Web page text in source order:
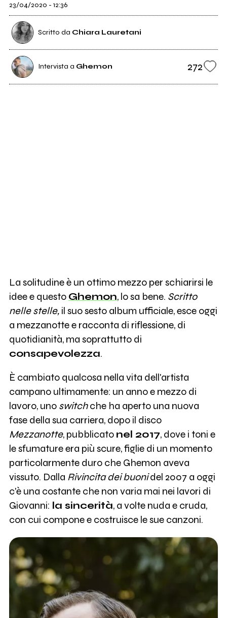
23/04/2020 - 12:36
Scritto da Chiara Lauretani
Intervista a Ghemon 272
La solitudine è un ottimo mezzo per schiarirsi le
idee e questo Ghemon, lo sa bene. Scritto
nelle stelle, il suo sesto album ufficiale, esce oggi
a mezzanotte e racconta di riflessione, di
quotidianità, ma soprattutto di
consapevolezza.
È cambiato qualcosa nella vita dell'artista
campano ultimamente: un anno e mezzo di
lavoro, uno switchche ha aperto una nuova
fase della sua carriera, dopo il disco
Mezzanotte, pubblicato nel 2017, dove i toni e
le sfumature era più scure, figlie di un momento
particolarmente duro che Ghemon aveva
vissuto. Dalla Rivincita dei buonidel 2007 a oggi
c'è una costante che non varia mai nei lavori di
Giovanni: la sincerità, a volte nuda e cruda,
con cui compone e costruisce le sue canzoni.